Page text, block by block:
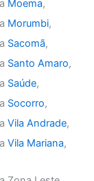
Moema,
Morumbi,
Sacomã,
Santo Amaro,
Saúde,
Socorro,
Vila Andrade,
Vila Mariana,